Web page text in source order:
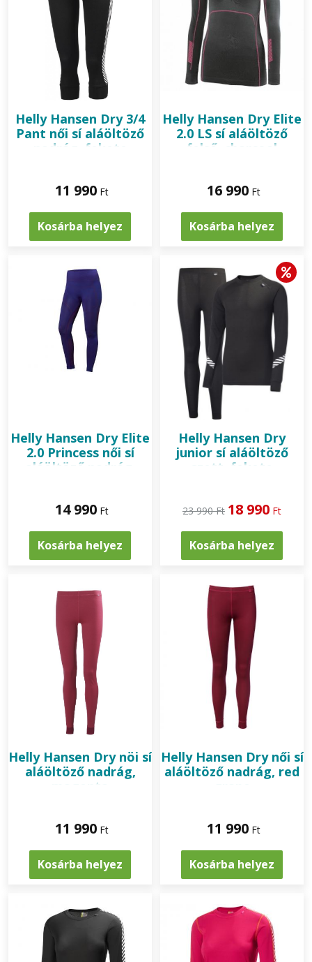
Helly Hansen Dry 3/4
Pant női sí aláöltöző
nadrág, fekete
11 990 Ft
Kosárba helyez
Helly Hansen Dry Elite
2.0 LS sí aláöltöző
felső, charcoal
16 990 Ft
Kosárba helyez
Helly Hansen Dry Elite
2.0 Princess női sí
aláöltöző nadrág,
14 990 Ft
Kosárba helyez
Helly Hansen Dry
junior sí aláöltöző
szett, fekete
23 990 Ft 18 990 Ft
Kosárba helyez
Helly Hansen Dry nöi sí
aláöltöző nadrág,
magenta
11 990 Ft
Kosárba helyez
Helly Hansen Dry női sí
aláöltöző nadrág, red
11 990 Ft
Kosárba helyez